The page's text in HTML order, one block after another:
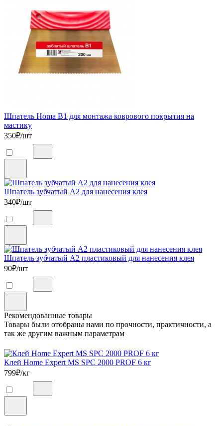
Шпатель Homa B1 для монтажа коврового покрытия на
мастику
350₽/шт
Шпатель зубчатый А2 для нанесения клея
340₽/шт
Шпатель зубчатый А2 пластиковый для нанесения клея
90₽/шт
Рекомендованные товары
Товары были отобраны нами по прочности, практичности, а
так же другим важным параметрам
Клей Home Expert MS SPC 2000 PROF 6 кг
799₽/кг